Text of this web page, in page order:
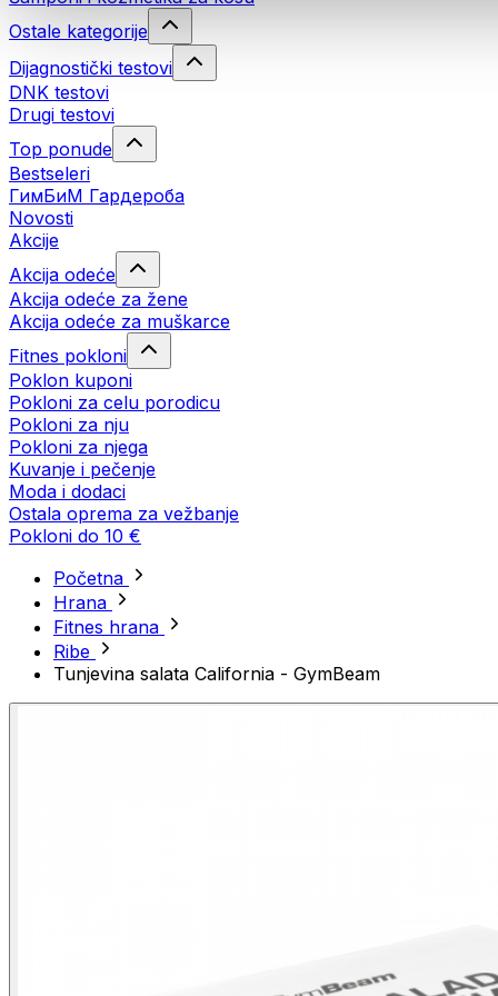
Ostale kategorije
Dijagnostički testovi
DNK testovi
Drugi testovi
Top ponude
Bestseleri
ГимБиМ Гардeробa
Novosti
Akcije
Akcija odeće
Akcija odeće za žene
Akcija odeće za muškarce
Fitnes pokloni
Poklon kuponi
Pokloni za celu porodicu
Pokloni za nju
Pokloni za njega
Kuvanje i pečenje
Moda i dodaci
Ostala oprema za vežbanje
Pokloni do 10 €
Početna
Hrana
Fitnes hrana
Ribe
Tunjevina salata California - GymBeam